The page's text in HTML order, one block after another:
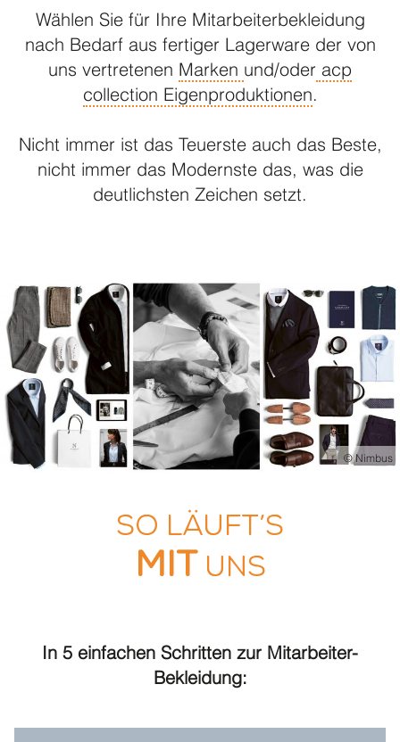
Wählen Sie für Ihre Mitarbeiterbekleidung
nach Bedarf aus fertiger Lagerware der von
uns vertretenen Marken und/oder acp
collection Eigenproduktionen.
Nicht immer ist das Teuerste auch das Beste,
nicht immer das Modernste das, was die
deutlichsten Zeichen setzt.
© Nimbus
So läuft’s
mit UNS
In 5 einfachen Schritten zur Mitarbeiter-
Bekleidung: